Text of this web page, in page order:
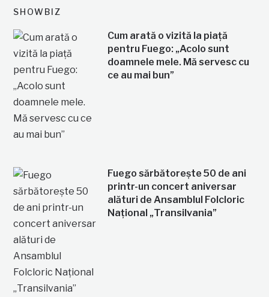
SHOWBIZ
Cum arată o vizită la piață
pentru Fuego: „Acolo sunt
doamnele mele. Mă servesc cu
ce au mai bun”
Fuego sărbătorește 50 de ani
printr-un concert aniversar
alături de Ansamblul Folcloric
Național „Transilvania”